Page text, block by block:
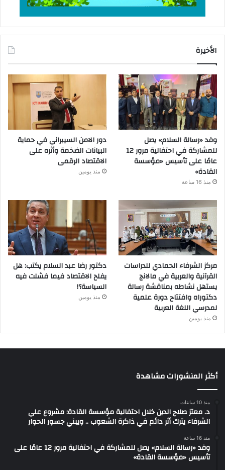
الأخيرة
وفد «رسالة السلام» يصل
للمشاركة في احتفالية مرور 12
عامًا على تأسيس «مؤسسة
القادة»
منذ 16 ساعة
دور الامن السيبراني في حماية
البيانات الضخمة وأثره على
الاقتصاد الرقمى
منذ يومين
مركز الشرفاء الحمادي للدراسات
القرآنية والعربية في مالانج
يستهل نشاطه بمناقشة رسالة
دكتوراه وافتتاح دورة علمية
لمدرسي اللغة العربية
منذ يومين
دكتور رضا عبد السلام يكتب: هل
يفلح الاقتصاد فيما فشلت فيه
السياسة؟!
منذ يومين
أكثر المنشورات مشاهدة
منذ 10 ساعات
د. معتز صلاح الدين خلال احتفالية مؤسسة القادة: مشروع علي
الشرفاء يترك أثر دائم في ذاكرة الشعوب .. ويبني جسور الحوار
منذ 16 ساعة
وفد «رسالة السلام» يصل للمشاركة في احتفالية مرور 12 عامًا على
تأسيس «مؤسسة القادة»